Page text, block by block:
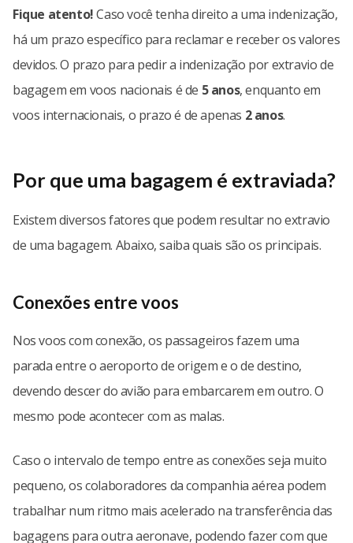
Fique atento!Caso você tenha direito a uma indenização,
há um prazo específico para reclamar e receber os valores
devidos. O prazo para pedir a indenização por extravio de
bagagem em voos nacionais é de 5 anos, enquanto em
voos internacionais, o prazo é de apenas 2 anos.
Por que uma bagagem é extraviada?
Existem diversos fatores que podem resultar no extravio
de uma bagagem. Abaixo, saiba quais são os principais.
Conexões entre voos
Nos voos com conexão, os passageiros fazem uma
parada entre o aeroporto de origem e o de destino,
devendo descer do avião para embarcarem em outro. O
mesmo pode acontecer com as malas.
Caso o intervalo de tempo entre as conexões seja muito
pequeno, os colaboradores da companhia aérea podem
trabalhar num ritmo mais acelerado na transferência das
bagagens para outra aeronave, podendo fazer com que